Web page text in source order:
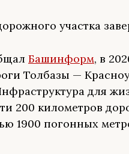
участка
Башинформ, в
Толбазы —
для
200 километров
1900 погонных